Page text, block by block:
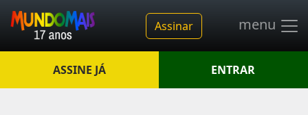
Assinar menu
ASSINE JÁ ENTRAR